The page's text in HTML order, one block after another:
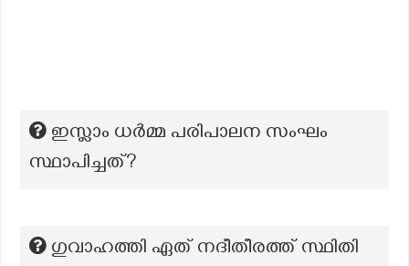
ഇസ്ലാം ധര്‍മ്മ പരിപാലന സംഘം
സ്ഥാപിച്ചത്?
ഗുവാഹത്തി ഏത് നദീതീരത്ത് സ്ഥിതി